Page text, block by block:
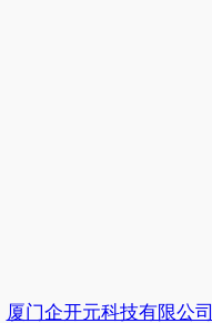
厦门企开元科技有限公司